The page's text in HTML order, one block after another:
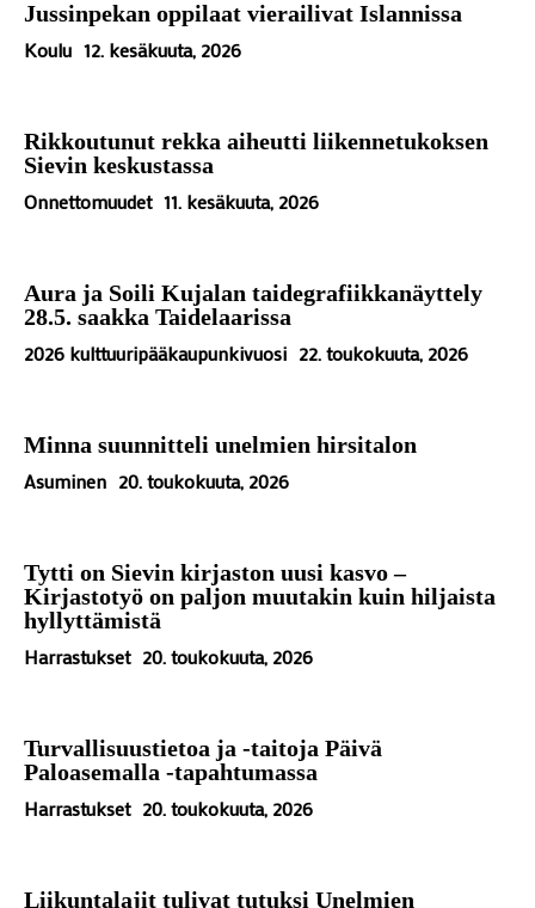
Jussinpekan oppilaat vierailivat Islannissa
Koulu 12. kesäkuuta, 2026
Rikkoutunut rekka aiheutti liikennetukoksen
Sievin keskustassa
Onnettomuudet 11. kesäkuuta, 2026
Aura ja Soili Kujalan taidegrafiikkanäyttely
28.5. saakka Taidelaarissa
2026 kulttuuripääkaupunkivuosi 22. toukokuuta, 2026
Minna suunnitteli unelmien hirsitalon
Asuminen 20. toukokuuta, 2026
Tytti on Sievin kirjaston uusi kasvo –
Kirjastotyö on paljon muutakin kuin hiljaista
hyllyttämistä
Harrastukset 20. toukokuuta, 2026
Turvallisuustietoa ja -taitoja Päivä
Paloasemalla -tapahtumassa
Harrastukset 20. toukokuuta, 2026
Liikuntalajit tulivat tutuksi Unelmien